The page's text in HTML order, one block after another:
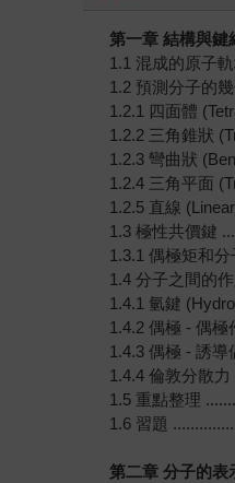
第一章 結構與鍵
1.1 混成的原子
1.2 預測分子的
1.2.1 四面體
1.2.2 三角錐狀
1.2.3 彎曲狀
1.2.4 三角平面
1.2.5 直線
1.3 極性共價鍵
1.3.1 偶極矩和
1.4 分子之間的
1.4.1 氫鍵
1.4.2 偶極 - 偶極
1.4.3 偶極 - 誘導
1.4.4 倫敦分散
1.5 重點整理
1.6 習題
第二章 分子的表